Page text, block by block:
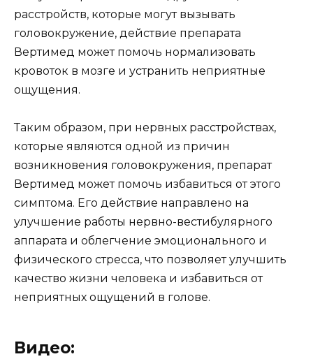
расстройств, которые могут вызывать
головокружение, действие препарата
Вертимед может помочь нормализовать
кровоток в мозге и устранить неприятные
ощущения.
Таким образом, при нервных расстройствах,
которые являются одной из причин
возникновения головокружения, препарат
Вертимед может помочь избавиться от этого
симптома. Его действие направлено на
улучшение работы нервно-вестибулярного
аппарата и облегчение эмоционального и
физического стресса, что позволяет улучшить
качество жизни человека и избавиться от
неприятных ощущений в голове.
Видео: